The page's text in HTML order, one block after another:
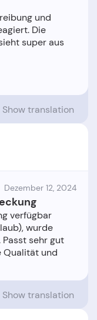
und
Die
super aus
Show translation
Dezember 12, 2024
verfügbar
wurde
sehr gut
Qualität und
Show translation